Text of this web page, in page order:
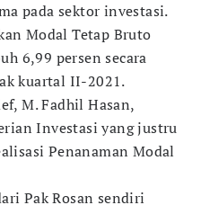
pada sektor investasi.
Modal Tetap Bruto
6,99 persen secara
kuartal II-2021.
M. Fadhil Hasan,
Investasi yang justru
Penanaman Modal
Pak Rosan sendiri